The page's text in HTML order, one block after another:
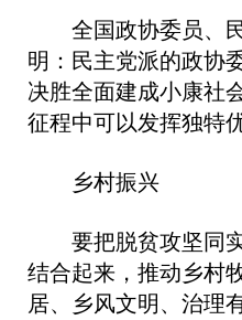
全国政协委员、民
明：民主党派的政协
决胜全面建成小康社
征程中可以发挥独特
乡村振兴
要把脱贫攻坚同实
结合起来，推动乡村
居、乡风文明、治理